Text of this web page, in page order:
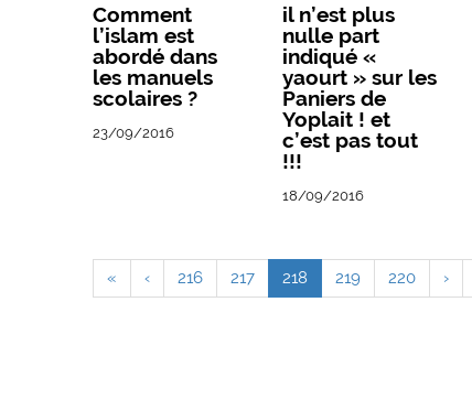
Comment
l’islam est
abordé dans
les manuels
scolaires ?
23/09/2016
il n’est plus
nulle part
indiqué «
yaourt » sur les
Paniers de
Yoplait ! et
c’est pas tout
!!!
18/09/2016
« ‹ 216 217 218 219 220 ›